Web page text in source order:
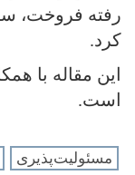
رفته فروخت،
کرد.
این مقاله با
است.
مسئولیت‌پذیری